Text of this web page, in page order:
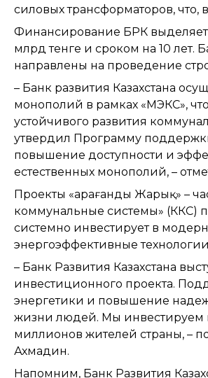
силовых трансформаторов,
Финансирование БРК
млрд тенге и сроком на 10 лет.
направлены на проведение
– Банк развития Казахстана
монополий в рамках «МЭКС»,
устойчивого развития
утвердил Программу
повышение доступности и
естественных монополий, –
Проекты «Қарағанды Жарық» –
коммунальные системы» (ККС)
системно инвестирует в
энергоэффективные
– Банк Развития Казахстана
инвестиционного проекта.
энергетики и повышение
жизни людей. Мы инвестируем
миллионов жителей страны, –
Ахмадин.
Напомним, Банк Развития